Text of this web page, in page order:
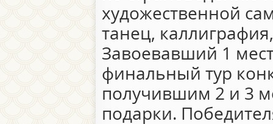
художественной
танец,
Завоевавший 1
финальный тур
получившим 2 и 3
подарки.